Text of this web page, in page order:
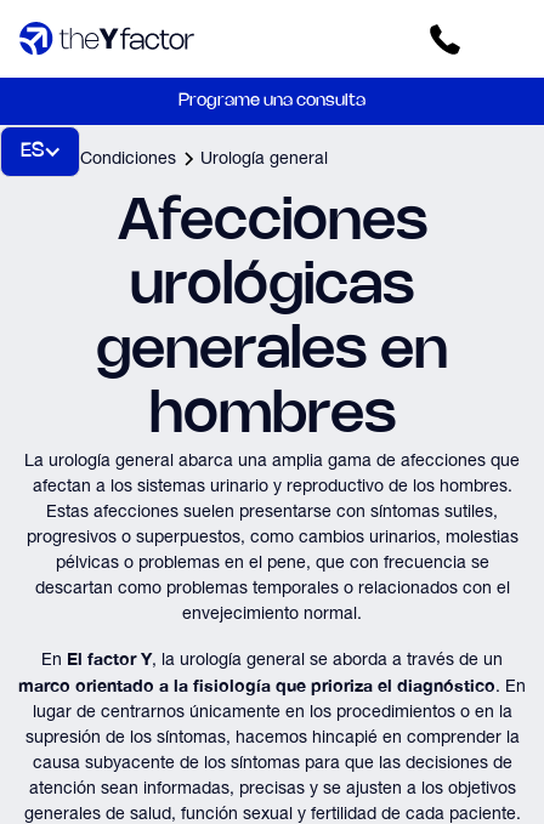
Programe una consulta
ES
Inicio Condiciones Urología general
Afecciones
urológicas
generales en
hombres
La urología general abarca una amplia gama de afecciones que
afectan a los sistemas urinario y reproductivo de los hombres.
Estas afecciones suelen presentarse con síntomas sutiles,
progresivos o superpuestos, como cambios urinarios, molestias
pélvicas o problemas en el pene, que con frecuencia se
descartan como problemas temporales o relacionados con el
envejecimiento normal.
En El factor Y, la urología general se aborda a través de un
marco orientado a la fisiología que prioriza el diagnóstico. En
lugar de centrarnos únicamente en los procedimientos o en la
supresión de los síntomas, hacemos hincapié en comprender la
causa subyacente de los síntomas para que las decisiones de
atención sean informadas, precisas y se ajusten a los objetivos
generales de salud, función sexual y fertilidad de cada paciente.